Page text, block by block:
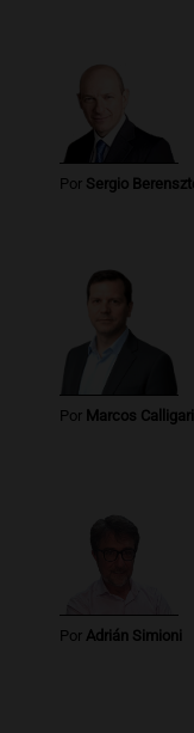
Siempre
Episodios
Audio.Se
Desayuno de
Episodios
Audio.Una
vehículo
Oeste en
Panorama
en la
Salta
Panorama
Audio.El
Córdoba
Por Sergio
Por Marcos
Por Adrián Simioni